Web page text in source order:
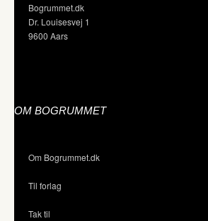
Bogrummet.dk
Dr. Louisesvej 1
9600 Aars
OM BOGRUMMET
Om Bogrummet.dk
Til forlag
Tak til